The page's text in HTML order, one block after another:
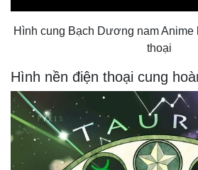
Hình cung Bạch Dương nam Anime
thoại
Hình nền điện thoại cung